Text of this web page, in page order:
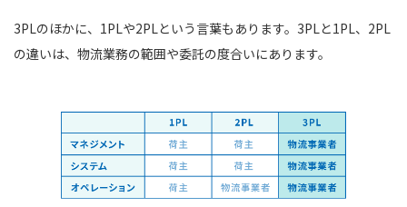
3PLのほかに、1PLや2PLという言葉もあります。3PLと1PL、2PL
の違いは、物流業務の範囲や委託の度合いにあります。